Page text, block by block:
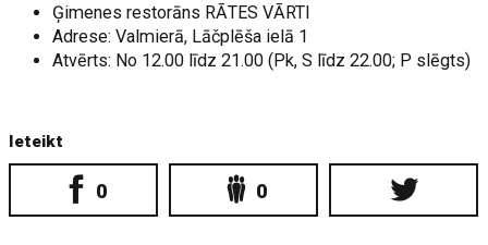
Ģimenes restorāns RĀTES VĀRTI
Adrese: Valmierā, Lāčplēša ielā 1
Atvērts: No 12.00 līdz 21.00 (Pk, S līdz 22.00; P slēgts)
Ieteikt
0 0